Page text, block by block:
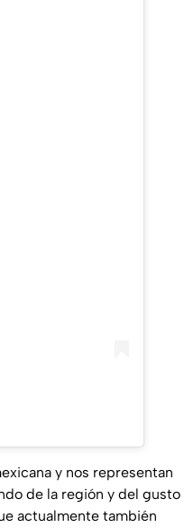
y nos representan
de la región y del gusto
actualmente también